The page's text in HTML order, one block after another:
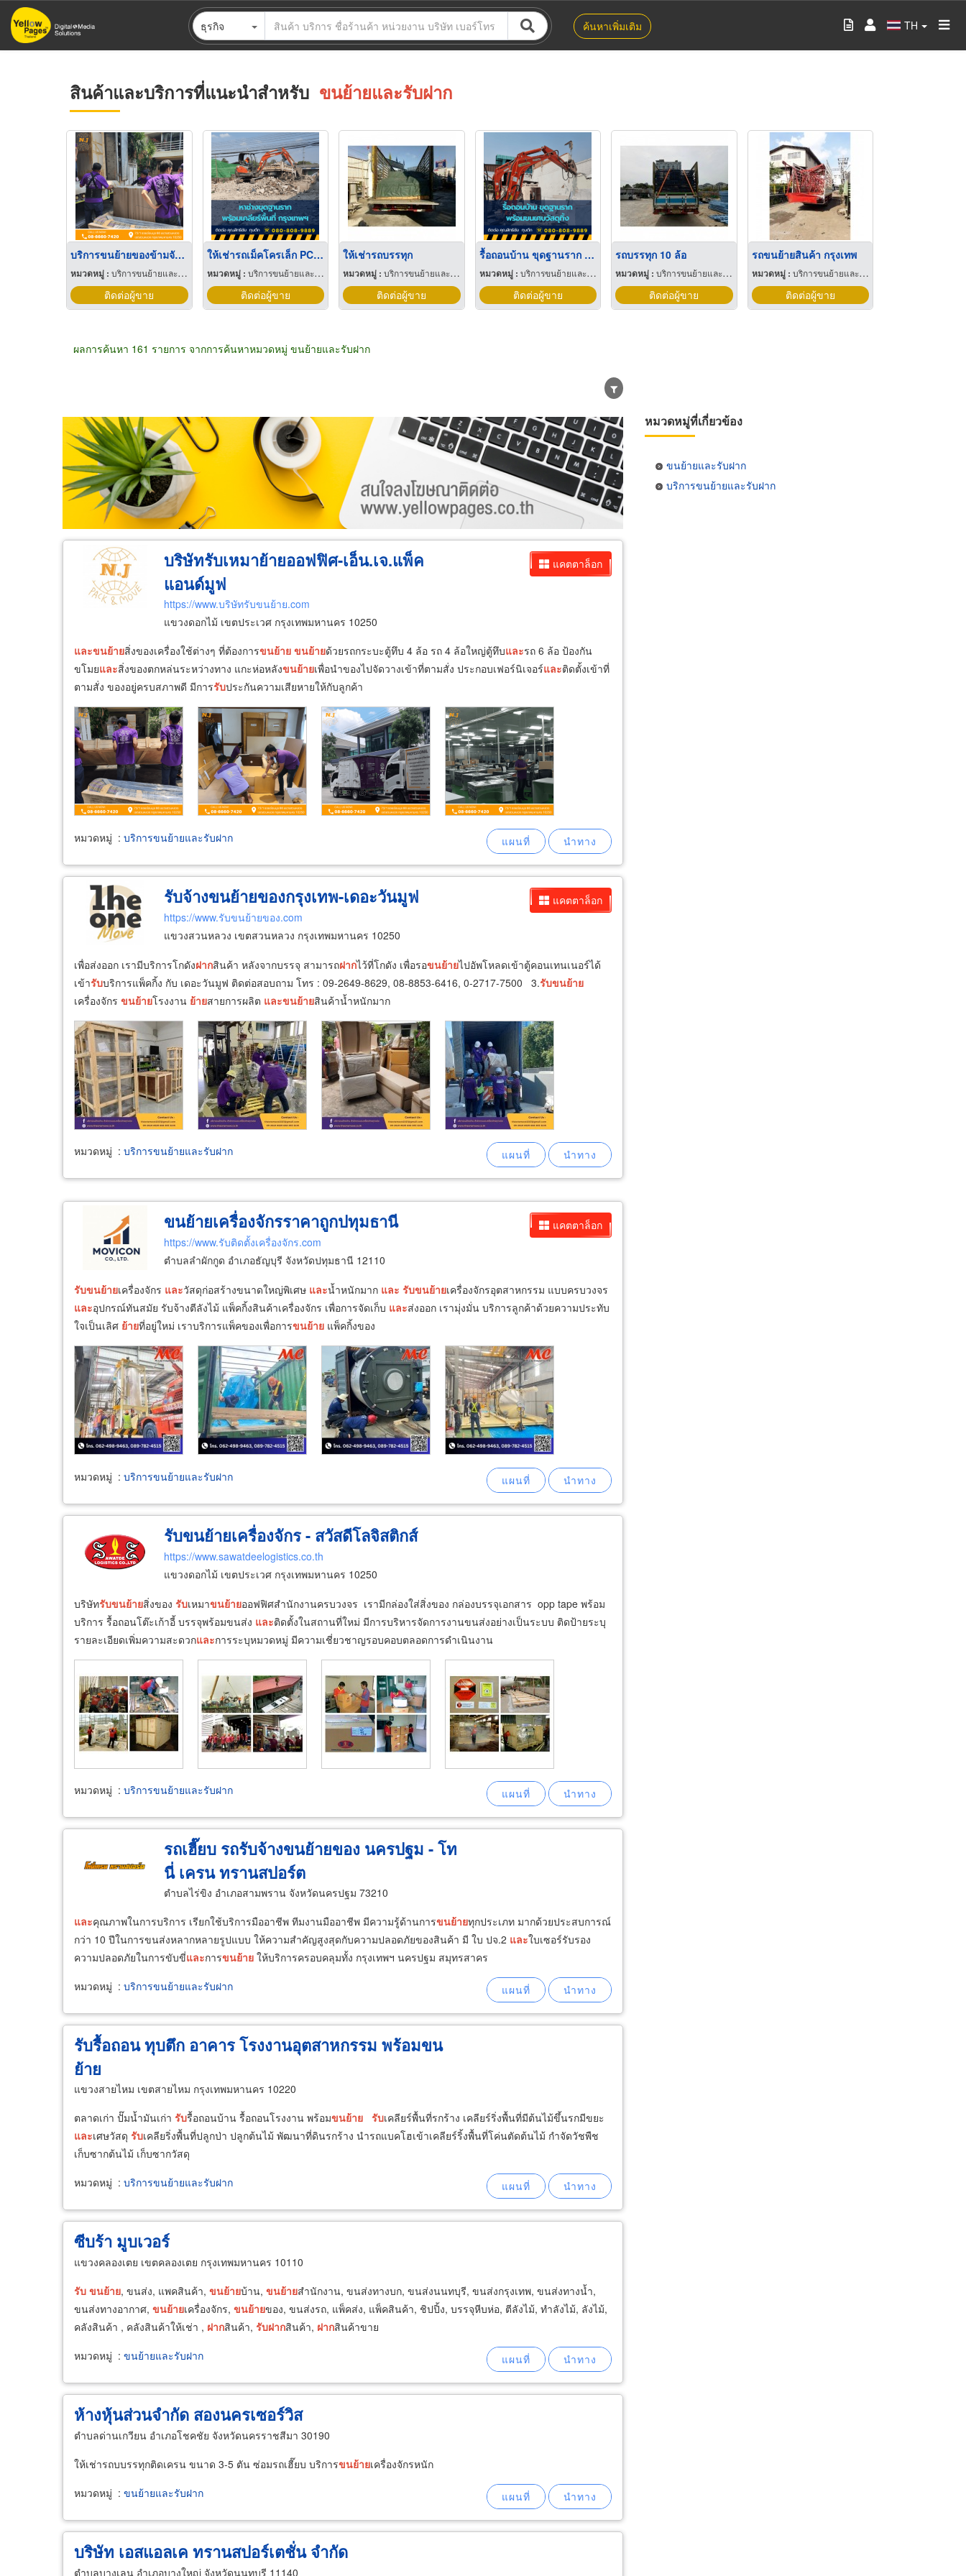
ข้าม
ไป
ธุรกิจ ค้นหาเพิ่มเติม TH
สินค้าและบริการที่แนะนำสำหรับ ขนย้ายและรับฝาก
บริการขนย้ายของข้ามจังหวัด
หมวดหมู่ : บริการขนย้ายและรับฝาก
ติดต่อผู้ขาย
ให้เช่ารถเม็คโครเล็ก PC30-PC120 พร้อมคนขับ
หมวดหมู่ : บริการขนย้ายและรับฝาก
ติดต่อผู้ขาย
ให้เช่ารถบรรทุก
หมวดหมู่ : บริการขนย้ายและรับฝาก
ติดต่อผู้ขาย
รื้อถอนบ้าน ขุดฐานราก พร้อมขนเศษวัสดุทิ้ง
หมวดหมู่ : บริการขนย้ายและรับฝาก
ติดต่อผู้ขาย
รถบรรทุก 10 ล้อ
หมวดหมู่ : บริการขนย้ายและรับฝาก
ติดต่อผู้ขาย
รถขนย้ายสินค้า กรุงเทพ
หมวดหมู่ : บริการขนย้ายและรับฝาก
ติดต่อผู้ขาย
ผลการค้นหา 161 รายการ จากการค้นหาหมวดหมู่ ขนย้ายและรับฝาก
ขายส่ง ขายปลีก ผู้ผลิต ตัวแทนจัดจำหน่าย ผู้ส่งออก/นำเข้า ธุรกิจบริการ
แคตตาล็อก
บริษัทรับเหมาย้ายออฟฟิศ-เอ็น.เจ.แพ็ค
แอนด์มูฟ
https://www.บริษัทรับขนย้าย.com
แขวงดอกไม้ เขตประเวศ กรุงเทพมหานคร 10250
และขนย้ายสิ่งของเครื่องใช้ต่างๆ ที่ต้องการขนย้าย ขนย้ายด้วยรถกระบะตู้ทึบ 4 ล้อ รถ 4 ล้อใหญ่ตู้ทึบและรถ 6 ล้อ ป้องกัน
ขโมยและสิ่งของตกหล่นระหว่างทาง แกะห่อหลังขนย้ายเพื่อนำของไปจัดวางเข้าที่ตามสั่ง ประกอบเฟอร์นิเจอร์และติดตั้งเข้าที่
ตามสั่ง ของอยู่ครบสภาพดี มีการรับประกันความเสียหายให้กับลูกค้า
หมวดหมู่ : บริการขนย้ายและรับฝาก
แคตตาล็อก
รับจ้างขนย้ายของกรุงเทพ-เดอะวันมูฟ
https://www.รับขนย้ายของ.com
แขวงสวนหลวง เขตสวนหลวง กรุงเทพมหานคร 10250
เพื่อส่งออก เรามีบริการโกดังฝากสินค้า หลังจากบรรจุ สามารถฝากไว้ที่โกดัง เพื่อรอขนย้ายไปอัพโหลดเข้าตู้คอนเทนเนอร์ได้
เข้ารับบริการแพ็คกิ้ง กับ เดอะวันมูฟ ติดต่อสอบถาม โทร : 09-2649-8629, 08-8853-6416, 0-2717-7500 3.รับขนย้าย
เครื่องจักร ขนย้ายโรงงาน ย้ายสายการผลิต และขนย้ายสินค้าน้ำหนักมาก
หมวดหมู่ : บริการขนย้ายและรับฝาก
แคตตาล็อก
ขนย้ายเครื่องจักรราคาถูกปทุมธานี
https://www.รับติดตั้งเครื่องจักร.com
ตำบลลำผักกูด อำเภอธัญบุรี จังหวัดปทุมธานี 12110
รับขนย้ายเครื่องจักร และวัสดุก่อสร้างขนาดใหญ่พิเศษ และน้ำหนักมาก และ รับขนย้ายเครื่องจักรอุตสาหกรรม แบบครบวงจร
และอุปกรณ์ทันสมัย รับจ้างตีลังไม้ แพ็คกิ้งสินค้าเครื่องจักร เพื่อการจัดเก็บ และส่งออก เรามุ่งมั่น บริการลูกค้าด้วยความประทับ
ใจเป็นเลิศ ย้ายที่อยู่ใหม่ เราบริการแพ็คของเพื่อการขนย้าย แพ็คกิ้งของ
หมวดหมู่ : บริการขนย้ายและรับฝาก
รับขนย้ายเครื่องจักร - สวัสดีโลจิสติกส์
https://www.sawatdeelogistics.co.th
แขวงดอกไม้ เขตประเวศ กรุงเทพมหานคร 10250
บริษัทรับขนย้ายสิ่งของ รับเหมาขนย้ายออฟฟิศสำนักงานครบวงจร เรามีกล่องใส่สิ่งของ กล่องบรรจุเอกสาร opp tape พร้อม
บริการ รื้อถอนโต๊ะเก้าอี้ บรรจุพร้อมขนส่ง และติดตั้งในสถานที่ใหม่ มีการบริหารจัดการงานขนส่งอย่างเป็นระบบ ติดป้ายระบุ
รายละเอียดเพิ่มความสะดวกและการระบุหมวดหมู่ มีความเชี่ยวชาญรอบคอบตลอดการดำเนินงาน
หมวดหมู่ : บริการขนย้ายและรับฝาก
รถเฮี๊ยบ รถรับจ้างขนย้ายของ นครปฐม - โท
นี่ เครน ทรานสปอร์ต
ตำบลไร่ขิง อำเภอสามพราน จังหวัดนครปฐม 73210
และคุณภาพในการบริการ เรียกใช้บริการมืออาชีพ ทีมงานมืออาชีพ มีความรู้ด้านการขนย้ายทุกประเภท มากด้วยประสบการณ์
กว่า 10 ปีในการขนส่งหลากหลายรูปแบบ ให้ความสำคัญสูงสุดกับความปลอดภัยของสินค้า มี ใบ ปจ.2 และใบเซอร์รับรอง
ความปลอดภัยในการขับขี่และการขนย้าย ให้บริการครอบคลุมทั้ง กรุงเทพฯ นครปฐม สมุทรสาคร
หมวดหมู่ : บริการขนย้ายและรับฝาก
รับรื้อถอน ทุบตึก อาคาร โรงงานอุตสาหกรรม พร้อมขน
ย้าย
แขวงสายไหม เขตสายไหม กรุงเทพมหานคร 10220
ตลาดเก่า ปั๊มน้ำมันเก่า รับรื้อถอนบ้าน รื้อถอนโรงงาน พร้อมขนย้าย รับเคลียร์พื้นที่รกร้าง เคลียร์ริ่งพื้นที่มีต้นไม้ขึ้นรกมีขยะ
และเศษวัสดุ รับเคลียริ่งพื้นที่ปลูกป่า ปลูกต้นไม้ พัฒนาที่ดินรกร้าง นำรถแบคโฮเข้าเคลียร์ริ้งพื้นที่โค่นตัดต้นไม้ กำจัดวัชพืช
เก็บซากต้นไม้ เก็บซากวัสดุ
หมวดหมู่ : บริการขนย้ายและรับฝาก
ซีบร้า มูบเวอร์
แขวงคลองเตย เขตคลองเตย กรุงเทพมหานคร 10110
รับ ขนย้าย, ขนส่ง, แพคสินค้า, ขนย้ายบ้าน, ขนย้ายสำนักงาน, ขนส่งทางบก, ขนส่งนนทบุรี, ขนส่งกรุงเทพ, ขนส่งทางน้ำ,
ขนส่งทางอากาศ, ขนย้ายเครื่องจักร, ขนย้ายของ, ขนส่งรถ, แพ็คส่ง, แพ็คสินค้า, ชิปปิ้ง, บรรจุหีบห่อ, ตีลังไม้, ทำลังไม้, ลังไม้,
คลังสินค้า , คลังสินค้าให้เช่า , ฝากสินค้า, รับฝากสินค้า, ฝากสินค้าขาย
หมวดหมู่ : ขนย้ายและรับฝาก
ห้างหุ้นส่วนจำกัด สองนครเซอร์วิส
ตำบลด่านเกวียน อำเภอโชคชัย จังหวัดนครราชสีมา 30190
ให้เช่ารถบบรรทุกติดเครน ขนาด 3-5 ตัน ซ่อมรถเฮี๊ยบ บริการขนย้ายเครื่องจักรหนัก
หมวดหมู่ : ขนย้ายและรับฝาก
บริษัท เอสแอลเค ทรานสปอร์เตชั่น จำกัด
ตำบลบางเลน อำเภอบางใหญ่ จังหวัดนนทบุรี 11140
หมวดหมู่ที่เกี่ยวข้อง
ขนย้ายและรับฝาก
บริการขนย้ายและรับฝาก